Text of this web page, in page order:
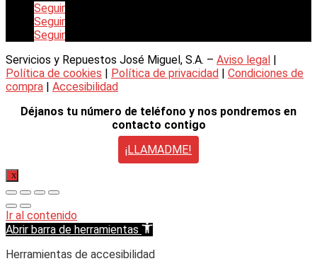
Seguir
Seguir
Seguir
Servicios y Repuestos José Miguel, S.A. – Aviso legal |
Política de cookies | Política de privacidad | Condiciones de
compra | Accesibilidad
Déjanos tu número de teléfono y nos pondremos en
contacto contigo
¡LLAMADME!
X
Ir al contenido
Abrir barra de herramientas
Herramientas de accesibilidad